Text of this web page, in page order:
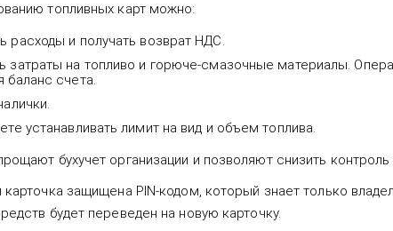
топливных карт можно:
расходы и получать возврат НДС.
затраты на топливо и горюче-смазочные материалы.
баланс счета.
устанавливать лимит на вид и объем топлива.
бухучет организации и позволяют снизить
защищена PIN-кодом, который знает только
будет переведен на новую карточку.